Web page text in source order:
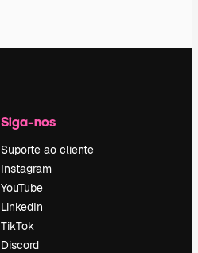
Siga-nos
Suporte ao cliente
Instagram
YouTube
LinkedIn
TikTok
Discord